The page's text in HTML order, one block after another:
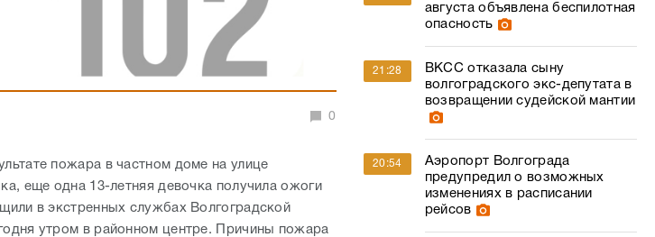
0
пожара в частном доме на улице
еще одна 13-летняя девочка получила ожоги
в экстренных службах Волгоградской
утром в районном центре. Причины пожара
августа объявлена беспилотная
опасность
21:28
ВКСС отказала сыну
волгоградского экс-депутата в
возвращении судейской мантии
20:54
Аэропорт Волгограда
предупредил о возможных
изменениях в расписании
рейсов